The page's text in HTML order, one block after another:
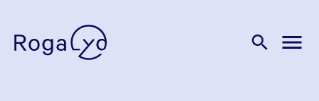
search menu